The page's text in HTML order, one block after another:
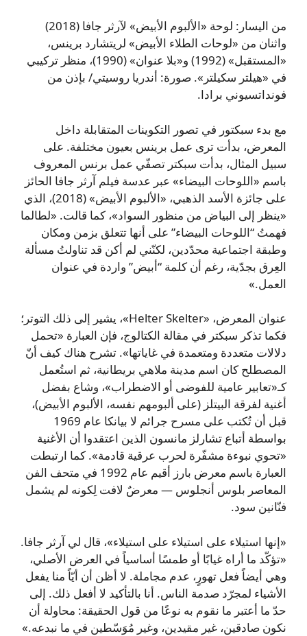
من اليسار: لوحة «الألبوم الأبيض» لآرثر جافا (2018)
واثنان من «لوحات الطلاء الأبيض» لريتشارد برينس،
«المستقبل» (1992) و«بلا عنوان» (1990)، منظر تركيبي
في «هيلتر سكيلتر». صورة: أندريا روسيتي/ بإذن من
فونداتسيوني برادا.
مع بدء سبكتور في تصور التكوينات المتقابلة داخل
المعرض، بدأت ترى عمل برينس بعيون مختلفة. على
سبيل المثال، بدأت سبكتر تصفّي عمل برنس المعروف
باسم «اللوحات البيضاء» عبر عدسة فيلم آرثر جافا الحائز
على جائزة الأسد الذهبي، «الألبوم الأبيض» (2018)، الذي
«ينظر إلى البياض من منظور السواد»، كما قالت. «لطالما
فهمتُ “اللوحات البيضاء” على أنها تتعلق بزمن ومكان
وطبقة اجتماعية محدّدين، لكنّني لم أكن قد تناولتُ مسألة
العِرق بجدّية، رغم أن كلمة “أبيض” واردة في عنوان
العمل.»
عنوان المعرض، «Helter Skelter»، يشير إلى ذلك التوتر؛
فكما تذكر سبكتر في مقالة الكتالوج، فإن العبارة «تحمل
دلالات متعددة ومتعمدة في غاياتها». تشرح هناك كيف أنّ
المصطلح كان اسم مدينة ملاهي بريطانية، ثم استُعمل
كـ«تعابير عامية للفوضى أو الاضطراب»، وشاع بفضل
أغنية لفرقة البيتلز (على ألبومهم نفسه، الألبوم الأبيض)،
قبل أن تُكتب على مسرح جرائم لا بيانكا عام 1969
بواسطة أتباع تشارلز مانسون الذين اعتقدوا أن الأغنية
«تحوي نبوءة مشفّرة لحرب عرقية قادمة». كما ارتبطت
العبارة باسم معرض بارز أقيم عام 1992 في متحف الفن
المعاصر بلوس أنجلوس — معرضٌ لافت لِكونه لم يشمل
فنّانين سود.
«إنها استيلاء على استيلاء على استيلاء»، قال لي آرثر جافا.
«تؤكّد ما أراه غيابًا أو طمسًا أساسياً في العرض الأصلي،
وهي أيضاً فعل تهورٍ، عدم مجاملة. لا أظن أن أيّاً منا يفعل
الأشياء لمجرّد صدمة الناس. أنا بالتأكيد لا أفعل ذلك. إلى
حدّ ما أعتبر ما نقوم به نوعًا من قول الحقيقة: محاولة أن
نكون صادقين، غير مقيدين، وغير مُوَسّطين في ما نبدعه.»